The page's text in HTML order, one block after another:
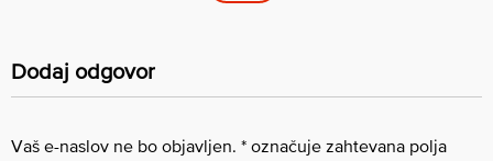
Dodaj odgovor
Vaš e-naslov ne bo objavljen. * označuje zahtevana polja